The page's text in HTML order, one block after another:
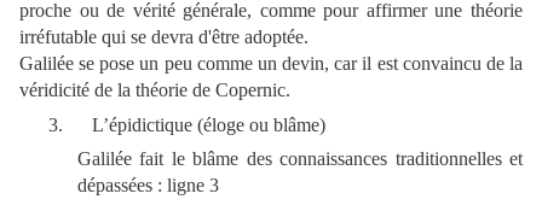
proche ou de vérité générale, comme pour affirmer une théorie
irréfutable qui se devra d'être adoptée.
Galilée se pose un peu comme un devin, car il est convaincu de la
véridicité de la théorie de Copernic.
3.
L’épidictique (éloge ou blâme)
Galilée fait le blâme des connaissances traditionnelles et
dépassées : ligne 3